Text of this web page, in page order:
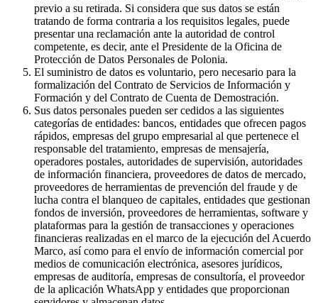
previo a su retirada. Si considera que sus datos se están
tratando de forma contraria a los requisitos legales, puede
presentar una reclamación ante la autoridad de control
competente, es decir, ante el Presidente de la Oficina de
Protección de Datos Personales de Polonia.
El suministro de datos es voluntario, pero necesario para la
formalización del Contrato de Servicios de Información y
Formación y del Contrato de Cuenta de Demostración.
Sus datos personales pueden ser cedidos a las siguientes
categorías de entidades: bancos, entidades que ofrecen pagos
rápidos, empresas del grupo empresarial al que pertenece el
responsable del tratamiento, empresas de mensajería,
operadores postales, autoridades de supervisión, autoridades
de información financiera, proveedores de datos de mercado,
proveedores de herramientas de prevención del fraude y de
lucha contra el blanqueo de capitales, entidades que gestionan
fondos de inversión, proveedores de herramientas, software y
plataformas para la gestión de transacciones y operaciones
financieras realizadas en el marco de la ejecución del Acuerdo
Marco, así como para el envío de información comercial por
medios de comunicación electrónica, asesores jurídicos,
empresas de auditoría, empresas de consultoría, el proveedor
de la aplicación WhatsApp y entidades que proporcionan